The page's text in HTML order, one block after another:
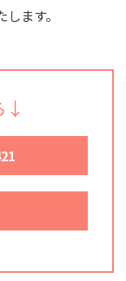
ます。
↓